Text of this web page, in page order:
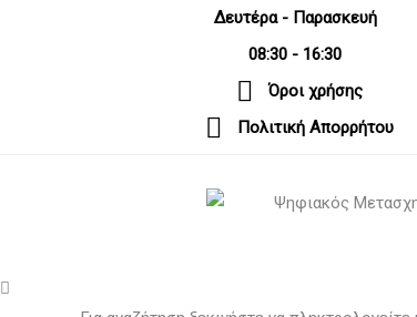
Δευτέρα - Παρασκευή
08:30 - 16:30
Όροι χρήσης
Πολιτική Απορρήτου